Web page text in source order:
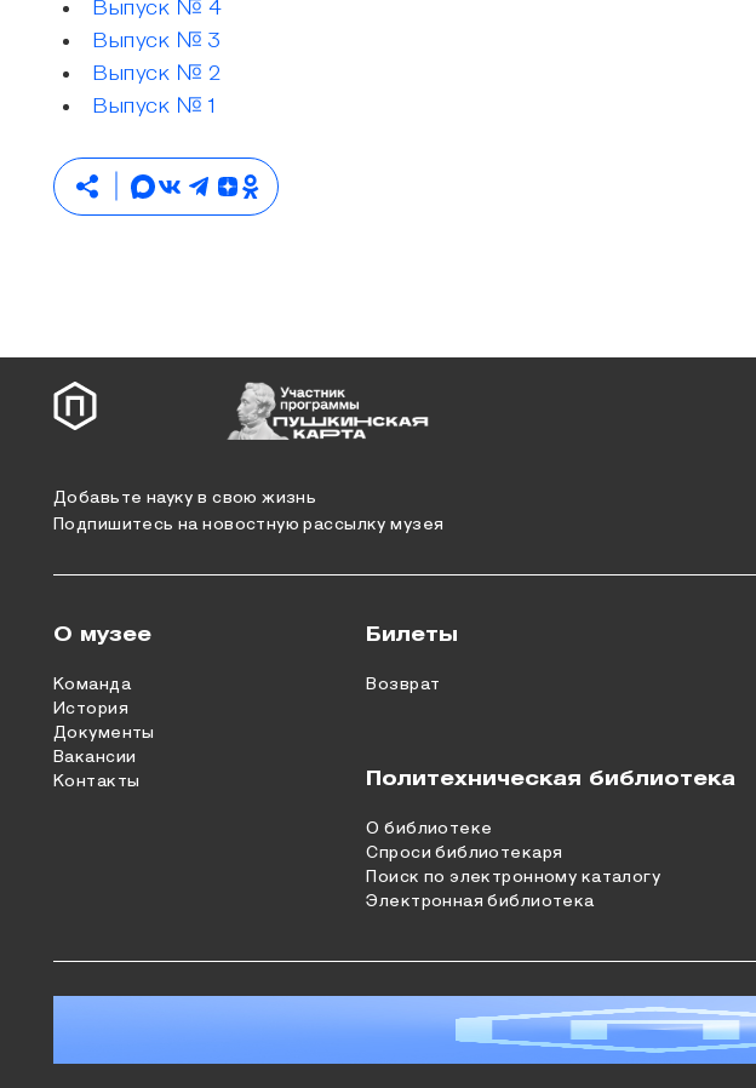
Выпуск № 4
Выпуск № 3
Выпуск № 2
Выпуск № 1
Добавьте науку в свою жизнь
Подпишитесь на новостную рассылку музея
О музее
Команда
История
Документы
Вакансии
Контакты
Билеты
Возврат
Политехническая библиотека
О библиотеке
Спроси библиотекаря
Поиск по электронному каталогу
Электронная библиотека